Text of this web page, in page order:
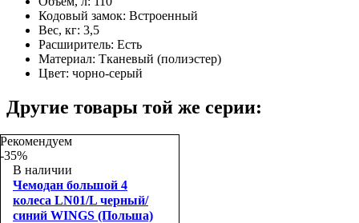
Кодовый замок: Встроенный
Вес, кг: 3,5
Расширитель: Есть
Материал: Тканевый (полиэстер)
Цвет: чорно-серый
Другие товары той же серии:
Рекомендуем
-35%
В наличии
Чемодан большой 4
колеса LN01/L черный/
синий WINGS (Польша)